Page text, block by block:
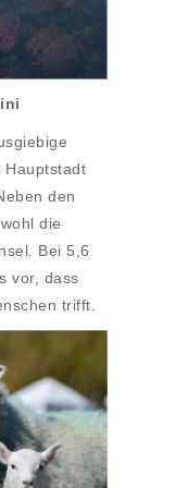
Hauptstadt
den
die
Bei 5,6
vor, dass
trifft.